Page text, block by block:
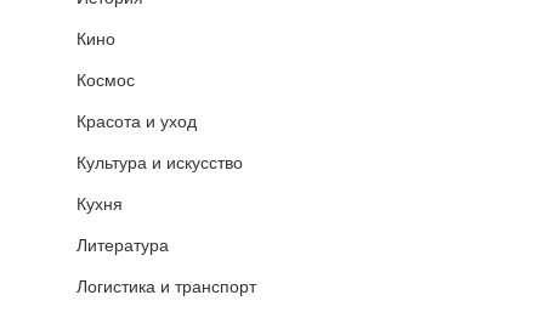
Кино
Космос
Красота и уход
Культура и искусство
Кухня
Литература
Логистика и транспорт